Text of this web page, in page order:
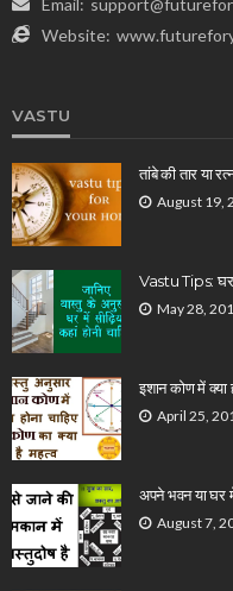
Email:
Website:
VASTU
तांबे की तार या
August 19,
Vastu Tips: घर
May 28,
इशान कोण में क्या
April 25,
अपने भवन या घर
August 7,